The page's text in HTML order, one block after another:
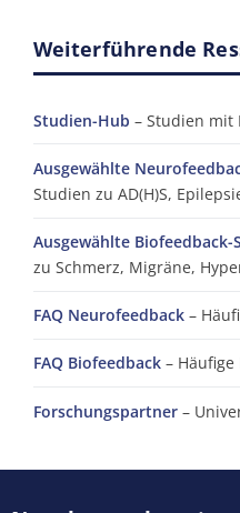
Weiterführende
Studien-Hub – Studien mit
Ausgewählte
Studien zu AD(H)S,
Ausgewählte Biofeedback-
zu Schmerz, Migräne,
FAQ Neurofeedback–
FAQ Biofeedback– Häufige
Forschungspartner–